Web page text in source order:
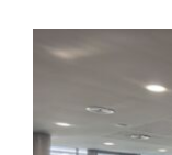
Cicle final en
Cicle final en
Emprèn FP
Centre
Preinscripció IFE
Matrícula
Matrícula IFE